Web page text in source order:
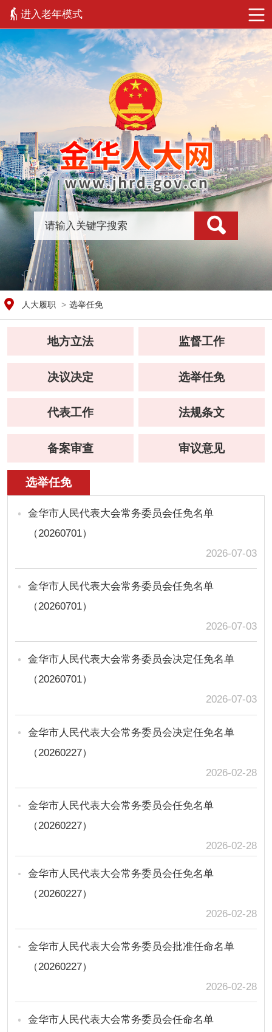
进入老年模式
人大履职 > 选举任免
地方立法 监督工作
决议决定 选举任免
代表工作 法规条文
备案审查 审议意见
选举任免
金华市人民代表大会常务委员会任免名单
（20260701）
2026-07-03
金华市人民代表大会常务委员会任免名单
（20260701）
2026-07-03
金华市人民代表大会常务委员会决定任免名单
（20260701）
2026-07-03
金华市人民代表大会常务委员会决定任免名单
（20260227）
2026-02-28
金华市人民代表大会常务委员会任免名单
（20260227）
2026-02-28
金华市人民代表大会常务委员会任免名单
（20260227）
2026-02-28
金华市人民代表大会常务委员会批准任命名单
（20260227）
2026-02-28
金华市人民代表大会常务委员会任命名单